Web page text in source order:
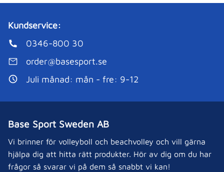
Kundservice:
0346-800 30
order@basesport.se
Juli månad: mån - fre: 9-12
Base Sport Sweden AB
Vi brinner för volleyboll och beachvolley och vill gärna
hjälpa dig att hitta rätt produkter. Hör av dig om du har
frågor så svarar vi på dem så snabbt vi kan!